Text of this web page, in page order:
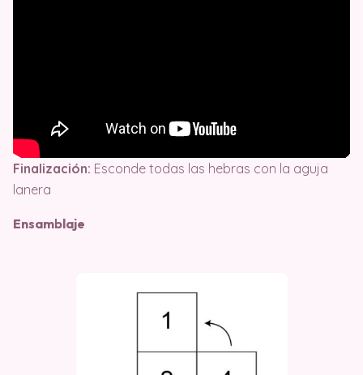
Finalización: Esconde todas las hebras con la aguja
lanera
Ensamblaje